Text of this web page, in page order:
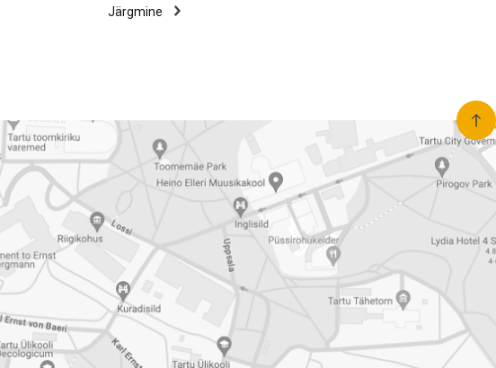
Järgmine